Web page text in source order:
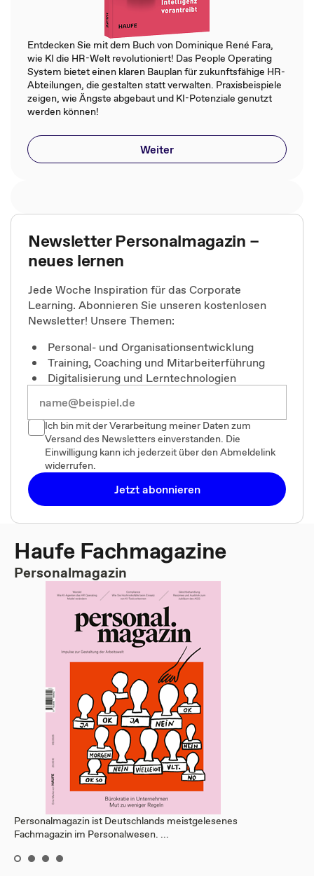
Entdecken Sie mit dem Buch von Dominique René Fara,
wie KI die HR-Welt revolutioniert! Das People Operating
System bietet einen klaren Bauplan für zukunftsfähige HR-
Abteilungen, die gestalten statt verwalten. Praxisbeispiele
zeigen, wie Ängste abgebaut und KI-Potenziale genutzt
werden können!
Weiter
Newsletter Personalmagazin –
neues lernen
Jede Woche Inspiration für das Corporate
Learning. Abonnieren Sie unseren kostenlosen
Newsletter! Unsere Themen:
Personal- und Organisationsentwicklung
Training, Coaching und Mitarbeiterführung
Digitalisierung und Lerntechnologien
Ich bin mit der Verarbeitung meiner Daten zum
Versand des Newsletters einverstanden. Die
Einwilligung kann ich jederzeit über den Abmeldelink
widerrufen.
Jetzt abonnieren
Haufe Fachmagazine
Personalmagazin
Personalmagazin ist Deutschlands meistgelesenes
Fachmagazin im Personalwesen. ...